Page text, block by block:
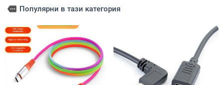
more Популярни в тази категория